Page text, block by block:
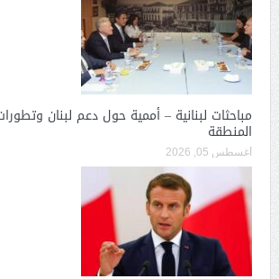
مباحثات لبنانية – أممية حول دعم لبنان
المنطقة
أغسطس 05, 2026